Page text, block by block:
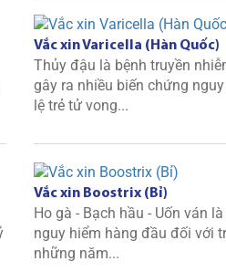
Vắc xin Varicella (Hàn Quốc)
Thủy đậu là bệnh truyền
gây ra nhiều biến chứng
lệ trẻ tử vong...
Vắc xin Boostrix (Bỉ)
Ho gà - Bạch hầu - Uốn ván
nguy hiểm hàng đầu đối với
những năm...